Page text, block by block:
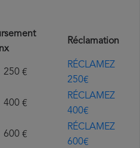
Réclamation
€
RÉCLAMEZ
250€
€
RÉCLAMEZ
400€
€
RÉCLAMEZ
600€